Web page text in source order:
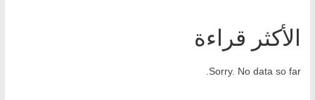
الأكثر قراءة
Sorry. No data so far.